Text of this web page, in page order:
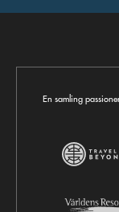
En samling